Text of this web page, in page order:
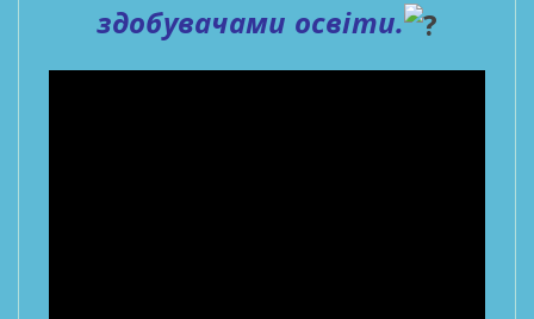
здобувачами освіти.